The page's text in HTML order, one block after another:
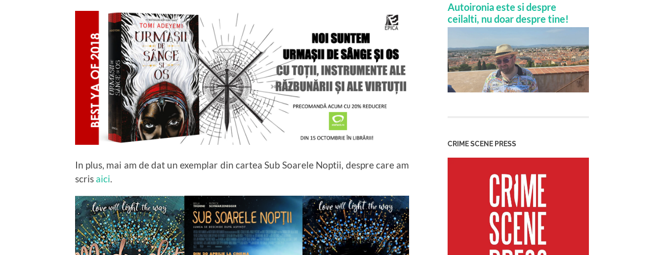
In plus, mai am de dat un exemplar din cartea Sub Soarele Noptii, despre care am
scris aici.
Autoironia este si despre
ceilalti, nu doar despre tine!
CRIME SCENE PRESS